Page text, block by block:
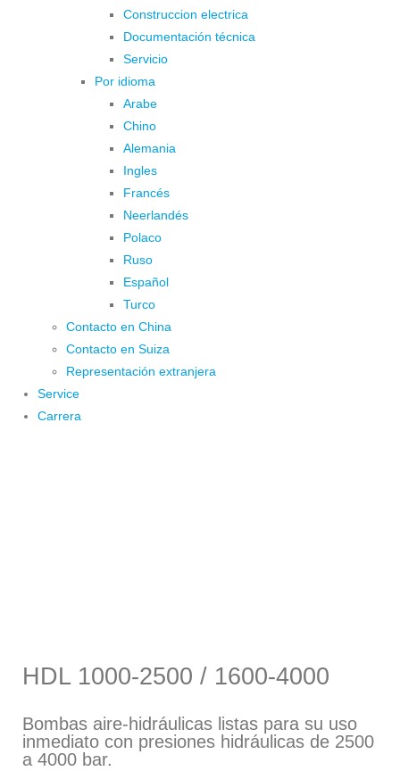
Construccion electrica
Documentación técnica
Servicio
Por idioma
Arabe
Chino
Alemania
Ingles
Francés
Neerlandés
Polaco
Ruso
Español
Turco
Contacto en China
Contacto en Suiza
Representación extranjera
Service
Carrera
HDL 1000-2500 / 1600-4000
Bombas aire-hidráulicas listas para su uso
inmediato con presiones hidráulicas de 2500
a 4000 bar.